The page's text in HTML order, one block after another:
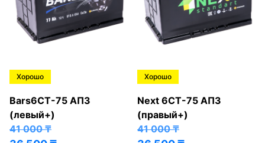
Хорошо
Bars6СТ-75 АПЗ
(левый+)
41 000₸
Хорошо
Next 6СТ-75 АПЗ
(правый+)
41 000₸